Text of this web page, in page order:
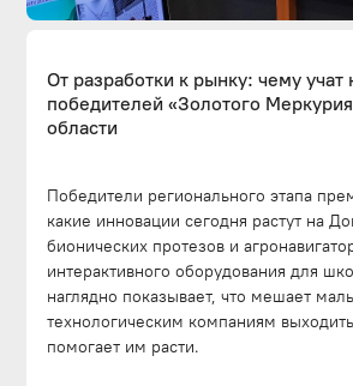
От разработки к рынку: чему учат
победителей «Золотого
области
Победители регионального этапа
какие инновации сегодня растут на
бионических протезов и
интерактивного оборудования для
наглядно показывает, что мешает
технологическим компаниям
помогает им расти.